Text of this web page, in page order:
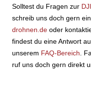
Solltest du Fragen zur
schreib uns doch gern
drohnen.de oder
findest du eine Antwort
unserem FAQ-Bereich.
ruf uns doch gern direkt